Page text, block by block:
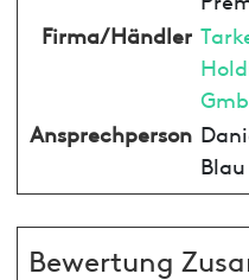
Firma/Händler
Ansprechperson
Blau
Bewertung